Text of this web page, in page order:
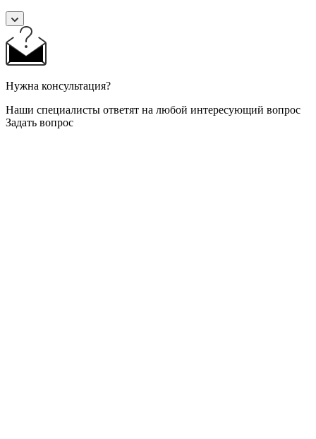
Нужна консультация?
Наши специалисты ответят на любой интересующий вопрос
Задать вопрос